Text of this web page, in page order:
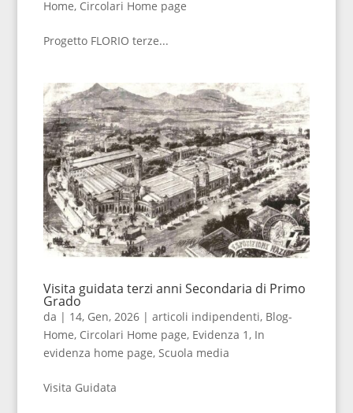
Home, Circolari Home page
Progetto FLORIO terze...
Visita guidata terzi anni Secondaria di Primo
Grado
da | 14, Gen, 2026| articoli indipendenti, Blog-
Home, Circolari Home page, Evidenza 1 , In
evidenza home page, Scuola media
Visita Guidata